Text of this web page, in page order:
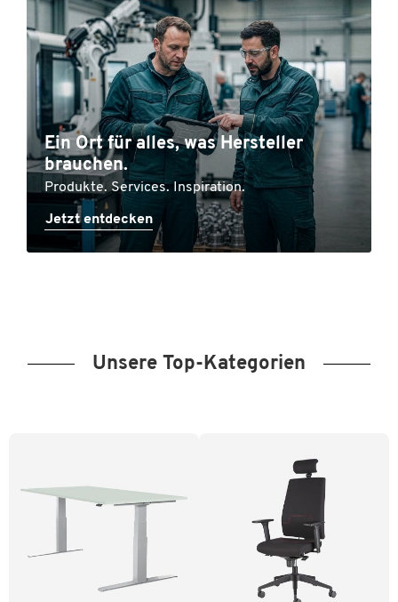
Ein Ort für alles, was Hersteller
brauchen.
Produkte. Services. Inspiration.
Jetzt entdecken
Unsere Top-Kategorien